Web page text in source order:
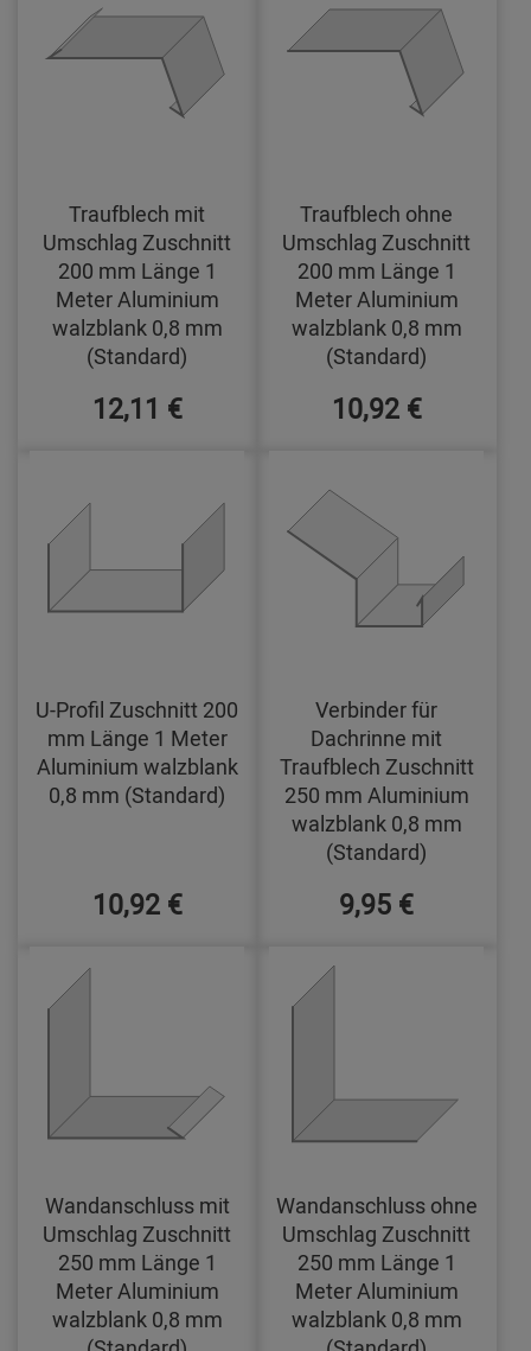
Traufblech mit
Umschlag Zuschnitt
200 mm Länge 1
Meter Aluminium
walzblank 0,8 mm
(Standard)
12,11 €
Traufblech ohne
Umschlag Zuschnitt
200 mm Länge 1
Meter Aluminium
walzblank 0,8 mm
(Standard)
10,92 €
U-Profil Zuschnitt 200
mm Länge 1 Meter
Aluminium walzblank
0,8 mm (Standard)
10,92 €
Verbinder für
Dachrinne mit
Traufblech Zuschnitt
250 mm Aluminium
walzblank 0,8 mm
(Standard)
9,95 €
Wandanschluss mit
Umschlag Zuschnitt
250 mm Länge 1
Meter Aluminium
walzblank 0,8 mm
Wandanschluss ohne
Umschlag Zuschnitt
250 mm Länge 1
Meter Aluminium
walzblank 0,8 mm